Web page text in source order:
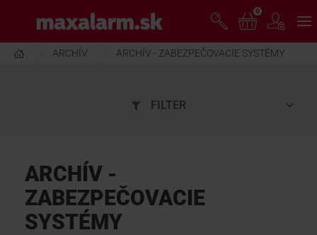
hlavnému
obsahu
www.maxalarm.sk
SPOLOČNOSŤ
0
ARCHÍV ARCHÍV - ZABEZPEČOVACIE SYSTÉMY
FILTER
ARCHÍV -
ZABEZPEČOVACIE
SYSTÉMY